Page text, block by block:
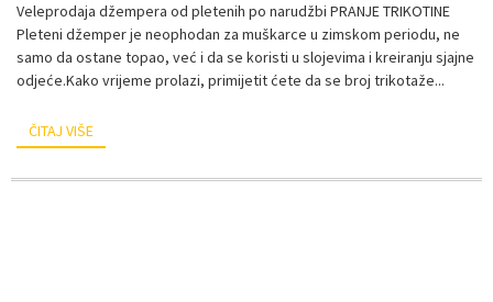
Veleprodaja džempera od pletenih po narudžbi PRANJE TRIKOTINE
Pleteni džemper je neophodan za muškarce u zimskom periodu, ne
samo da ostane topao, već i da se koristi u slojevima i kreiranju sjajne
odjeće.Kako vrijeme prolazi, primijetit ćete da se broj trikotaže...
ČITAJ VIŠE